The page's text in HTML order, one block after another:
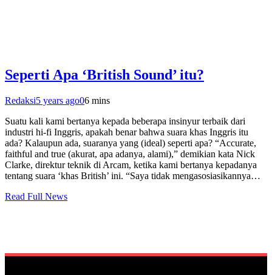
Seperti Apa ‘British Sound’ itu?
Redaksi5 years ago06 mins
Suatu kali kami bertanya kepada beberapa insinyur terbaik dari
industri hi-fi Inggris, apakah benar bahwa suara khas Inggris itu
ada? Kalaupun ada, suaranya yang (ideal) seperti apa? “Accurate,
faithful and true (akurat, apa adanya, alami),” demikian kata Nick
Clarke, direktur teknik di Arcam, ketika kami bertanya kepadanya
tentang suara ‘khas British’ ini. “Saya tidak mengasosiasikannya…
Read Full News